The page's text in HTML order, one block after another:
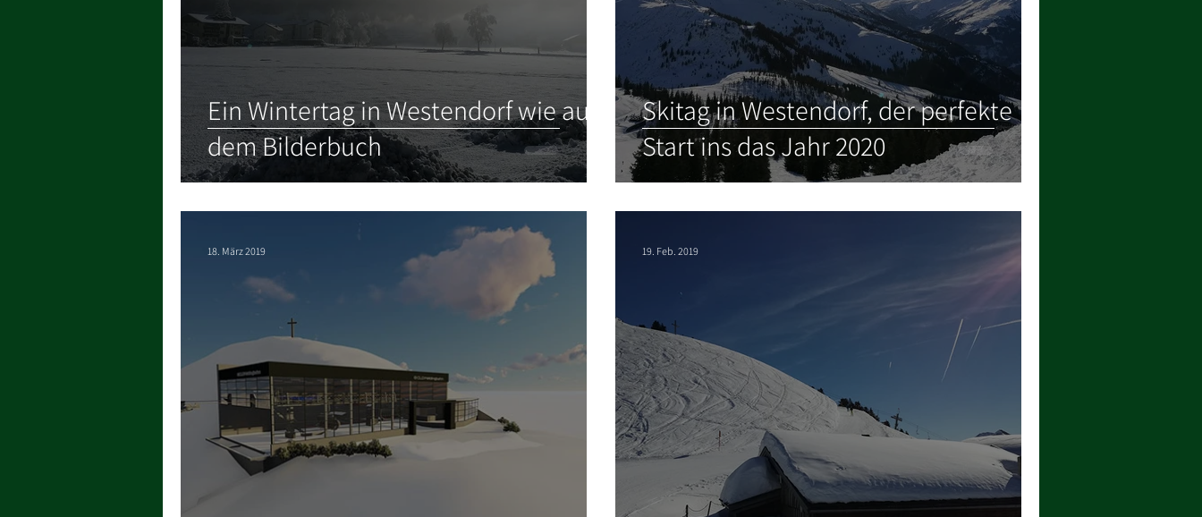
Ein Wintertag in Westendorf wie aus
dem Bilderbuch
Skitag in Westendorf, der perfekte
Start ins das Jahr 2020
18. März 2019 19. Feb. 2019